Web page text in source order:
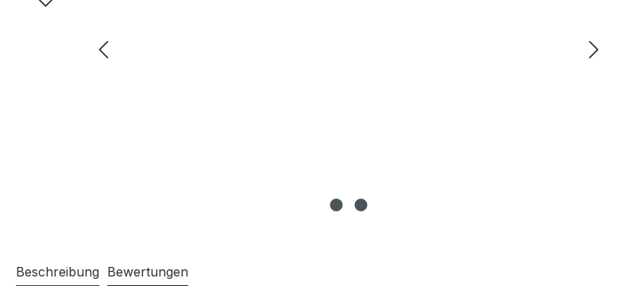
Beschreibung Bewertungen